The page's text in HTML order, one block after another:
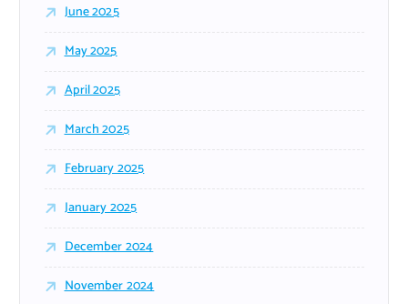
June 2025
May 2025
April 2025
March 2025
February 2025
January 2025
December 2024
November 2024